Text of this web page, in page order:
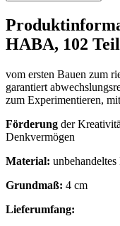
HABA, 102
vom ersten Bauen zum
garantiert
zum Experimentieren,
Förderung der
Denkvermögen
Material:
Grundmaß: 4 cm
Lieferumfang: